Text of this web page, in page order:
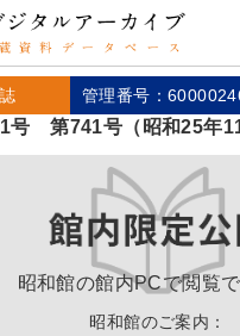
管理番号：
号 第741号（昭和25年11
昭和館の館内PCで閲覧
昭和館のご案内：